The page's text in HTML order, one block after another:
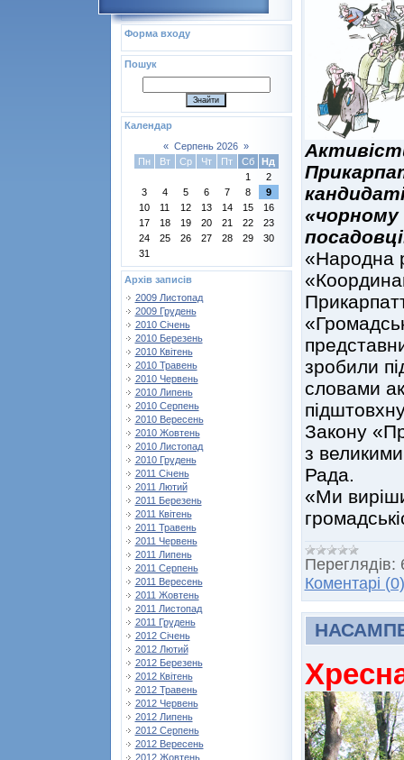
Форма входу
Пошук
Календар
« Серпень 2026 »
Пн
Вт Ср Чт Пт Сб
Нд
1
2
3
4 5 6 7 8
9
10
11 12 13 14 15
16
17
18 19 20 21 22
23
24
25 26 27 28 29
30
31
Архів записів
2009 Листопад
2009 Грудень
2010 Січень
2010 Березень
2010 Квітень
2010 Травень
2010 Червень
2010 Липень
2010 Серпень
2010 Вересень
2010 Жовтень
2010 Листопад
2010 Грудень
2011 Січень
2011 Лютий
2011 Березень
2011 Квітень
2011 Травень
2011 Червень
2011 Липень
2011 Серпень
2011 Вересень
2011 Жовтень
2011 Листопад
2011 Грудень
2012 Січень
2012 Лютий
2012 Березень
2012 Квітень
2012 Травень
2012 Червень
2012 Липень
2012 Серпень
2012 Вересень
2012 Жовтень
«чорному
«Народна
зробили
словами
Закону
з
Рада.
«Ми
Переглядів:
Коментарі (0)